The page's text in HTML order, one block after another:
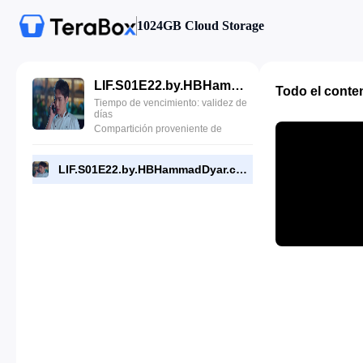
1024GB Cloud Storage
LIF.S01E22.by.HBHammadDyar.com.mp4
Tiempo de vencimiento: validez de
días
Compartición proveniente de
LIF.S01E22.by.HBHammadDyar.com.mp4
Todo el